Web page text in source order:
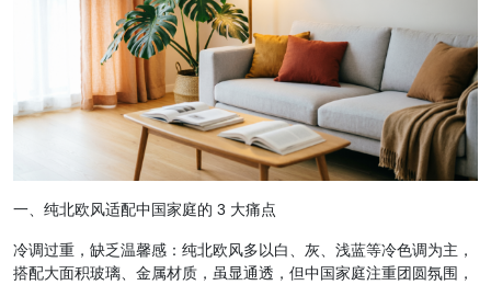
一、纯北欧风适配中国家庭的 3 大痛点
冷调过重，缺乏温馨感：纯北欧风多以白、灰、浅蓝等冷色调为主，
搭配大面积玻璃、金属材质，虽显通透，但中国家庭注重团圆氛围，